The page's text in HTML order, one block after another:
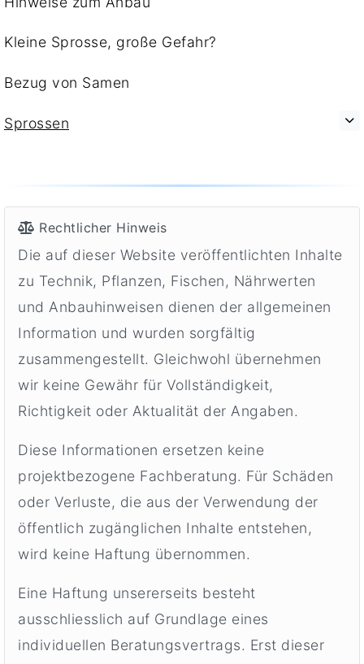
Kleine Sprosse, große Gefahr?
Bezug von Samen
Sprossen
Rechtlicher Hinweis
Die auf dieser Website veröffentlichten Inhalte
zu Technik, Pflanzen, Fischen, Nährwerten
und Anbauhinweisen dienen der allgemeinen
Information und wurden sorgfältig
zusammengestellt. Gleichwohl übernehmen
wir keine Gewähr für Vollständigkeit,
Richtigkeit oder Aktualität der Angaben.
Diese Informationen ersetzen keine
projektbezogene Fachberatung. Für Schäden
oder Verluste, die aus der Verwendung der
öffentlich zugänglichen Inhalte entstehen,
wird keine Haftung übernommen.
Eine Haftung unsererseits besteht
ausschliesslich auf Grundlage eines
individuellen Beratungsvertrags. Erst dieser